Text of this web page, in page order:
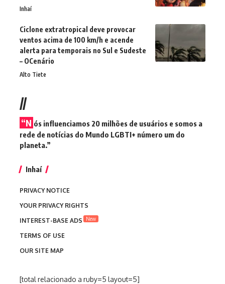
Inhaí
Ciclone extratropical deve provocar
ventos acima de 100 km/h e acende
alerta para temporais no Sul e Sudeste
– OCenário
Alto Tiete
//
“N ós influenciamos 20 milhões de usuários e somos a
rede de notícias do Mundo LGBTI+ número um do
planeta.”
Inhaí
PRIVACY NOTICE
YOUR PRIVACY RIGHTS
INTEREST-BASE ADS
New
TERMS OF USE
OUR SITE MAP
[total relacionado a ruby=5 layout=5]